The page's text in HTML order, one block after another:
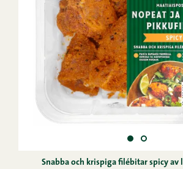
Snabba och krispiga filébitar spicy av